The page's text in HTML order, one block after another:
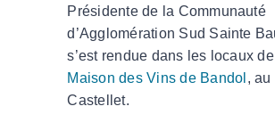
Présidente de la Communauté
d’Agglomération Sud Sainte
s’est rendue dans les locaux
Maison des Vins de Bandol , au
Castellet.